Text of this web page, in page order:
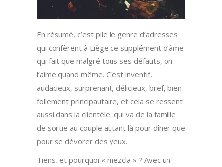
En résumé, c’est pile le genre d’adresses
qui confèrent à Liège ce supplément d’âme
qui fait que malgré tous ses défauts, on
l’aime quand même. C’est inventif,
audacieux, surprenant, délicieux, bref, bien
follement principautaire, et cela se ressent
aussi dans la clientèle, qui va de la famille
de sortie au couple autant là pour dîner que
pour se dévorer des yeux.
Tiens, et pourquoi « mezcla » ? Avec un